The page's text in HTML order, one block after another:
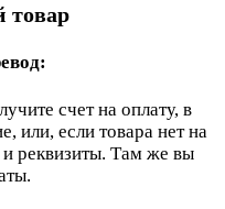
товар
счет на оплату, в
или, если товара нет на
и реквизиты. Там же вы